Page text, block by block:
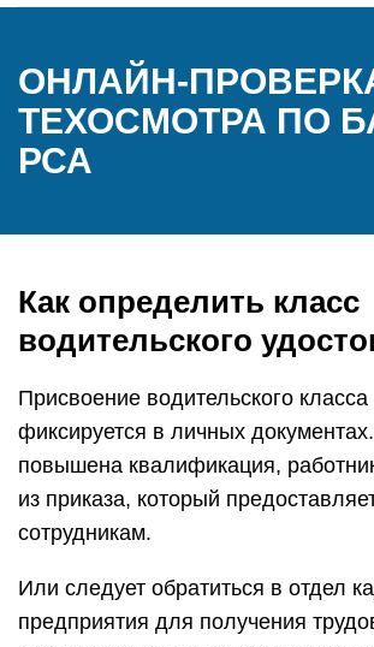
ОНЛАЙН-
ТЕХОСМОТРА ПО
РСА
Как определить класс
водительского
Присвоение водительского класса
фиксируется в личных
повышена квалификация,
из приказа, который
сотрудникам.
Или следует обратиться в отдел
предприятия для получения